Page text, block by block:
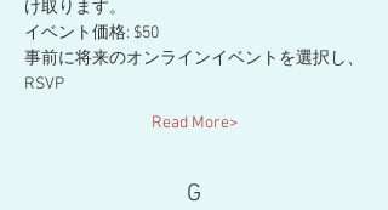
け取ります。
イベント価格: $50
事前に将来のオンラインイベントを選択し、
RSVP
Read More>
G